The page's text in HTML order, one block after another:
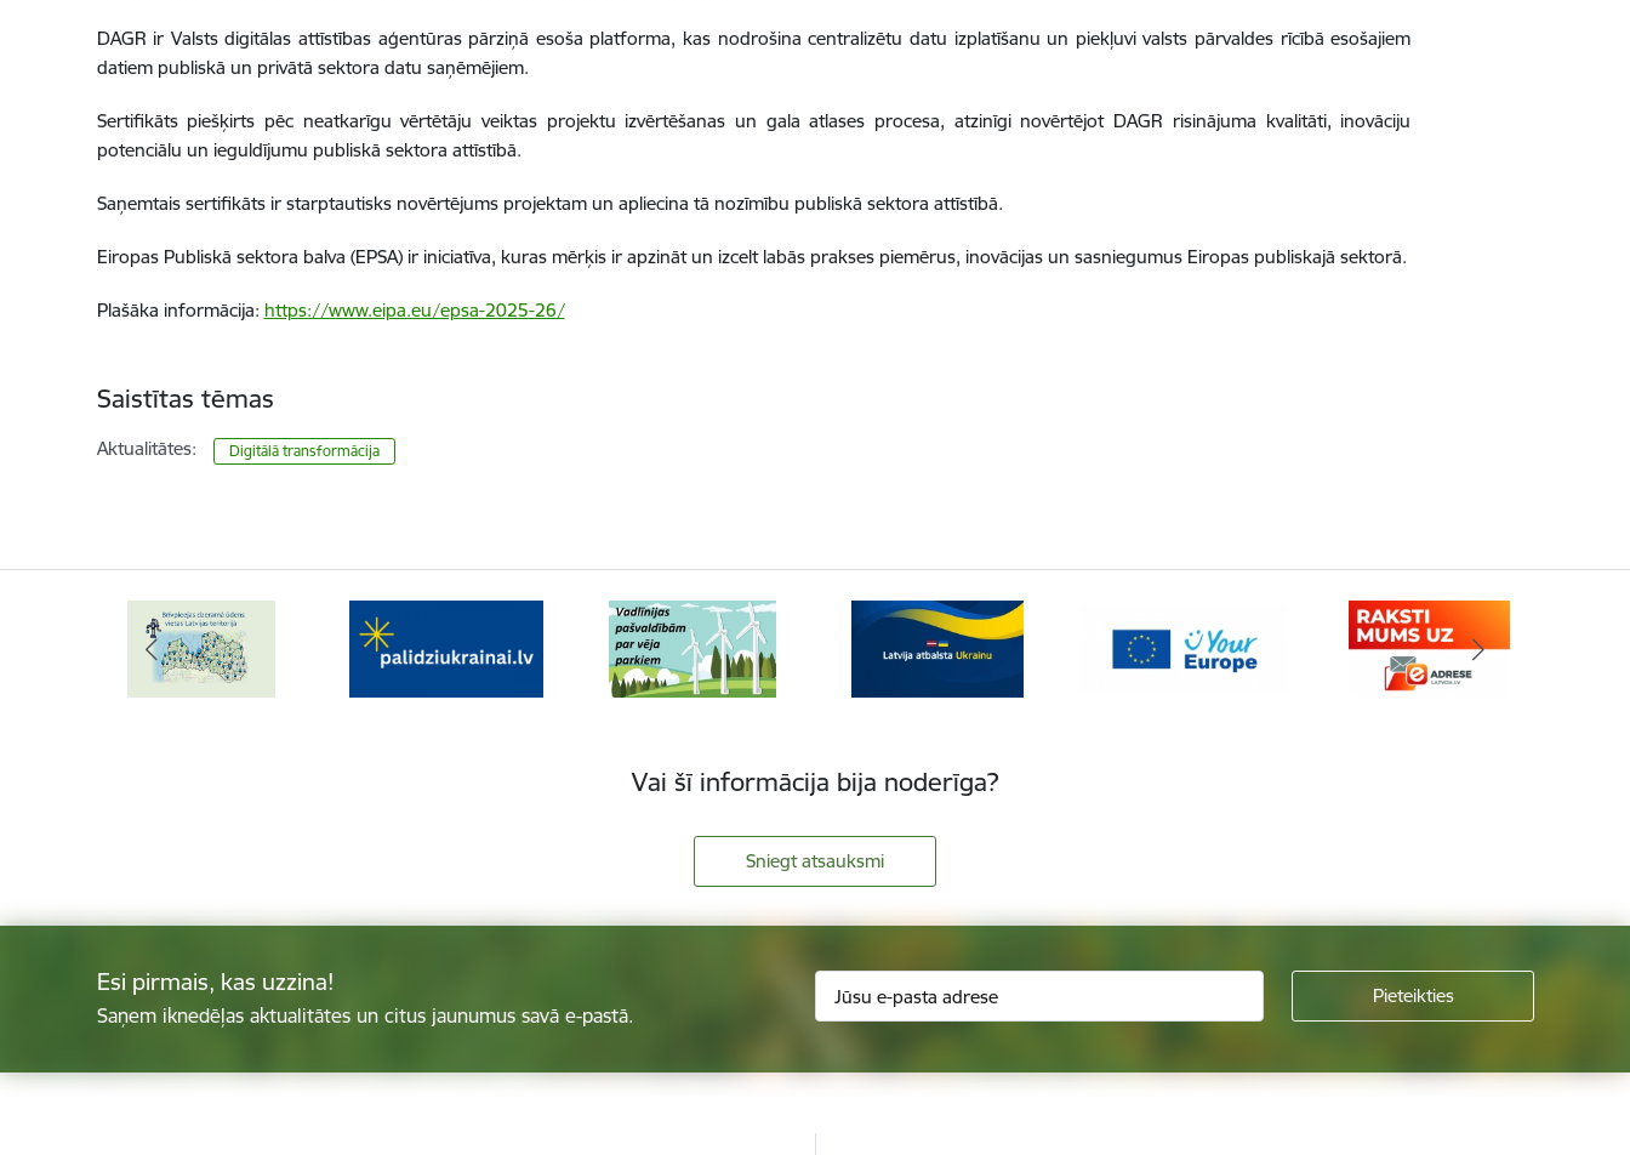
DAGR ir Valsts digitālas attīstības aģentūras pārziņā esoša platforma, kas nodrošina centralizētu datu izplatīšanu un piekļuvi valsts pārvaldes rīcībā esošajiem
datiem publiskā un privātā sektora datu saņēmējiem.
Sertifikāts piešķirts pēc neatkarīgu vērtētāju veiktas projektu izvērtēšanas un gala atlases procesa, atzinīgi novērtējot DAGR risinājuma kvalitāti, inovāciju
potenciālu un ieguldījumu publiskā sektora attīstībā.
Saņemtais sertifikāts ir starptautisks novērtējums projektam un apliecina tā nozīmību publiskā sektora attīstībā.
Eiropas Publiskā sektora balva (EPSA) ir iniciatīva, kuras mērķis ir apzināt un izcelt labās prakses piemērus, inovācijas un sasniegumus Eiropas publiskajā sektorā.
Plašāka informācija: https://www.eipa.eu/epsa-2025-26/
Saistītas tēmas
Aktualitātes: Digitālā transformācija
Vai šī informācija bija noderīga?
Sniegt atsauksmi
Esi pirmais, kas uzzina!
Saņem iknedēļas aktualitātes un citus jaunumus savā e-pastā.